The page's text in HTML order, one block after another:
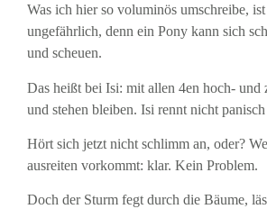
Was ich hier so voluminös umschreibe,
ungefährlich, denn ein Pony kann sich
und scheuen.
Das heißt bei Isi: mit allen 4en hoch- und
und stehen bleiben. Isi rennt nicht
Hört sich jetzt nicht schlimm an, oder?
ausreiten vorkommt: klar. Kein Problem.
Doch der Sturm fegt durch die Bäume,